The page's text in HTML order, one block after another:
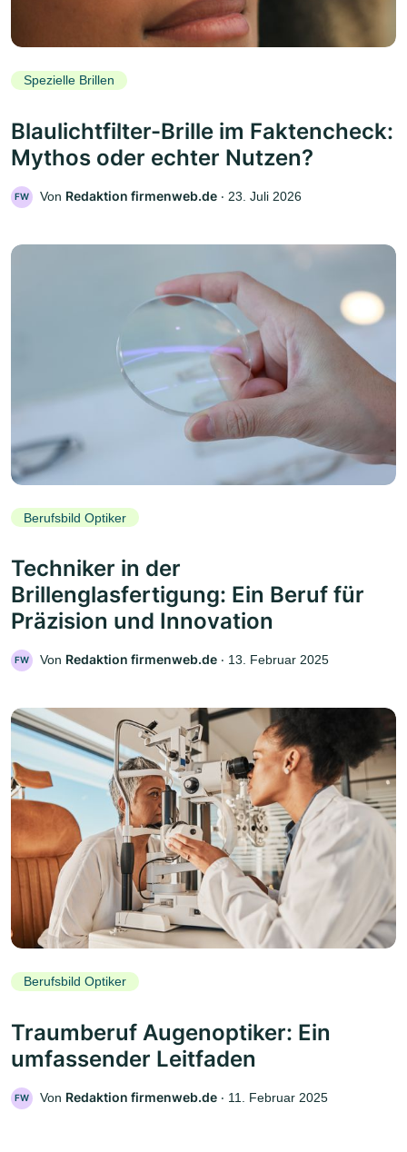
Spezielle Brillen
Blaulichtfilter-Brille im Faktencheck:
Mythos oder echter Nutzen?
FW Von Redaktion firmenweb.de ‧ 23. Juli 2026
Berufsbild Optiker
Techniker in der
Brillenglasfertigung: Ein Beruf für
Präzision und Innovation
FW Von Redaktion firmenweb.de ‧ 13. Februar 2025
Berufsbild Optiker
Traumberuf Augenoptiker: Ein
umfassender Leitfaden
FW Von Redaktion firmenweb.de ‧ 11. Februar 2025